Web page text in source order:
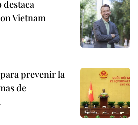
destaca
Vietnam
prevenir la
de